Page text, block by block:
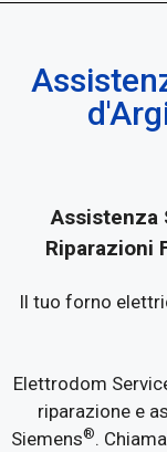
Assistenza
Riparazioni
Il tuo forno
Elettrodom
riparazione e
Siemens®.